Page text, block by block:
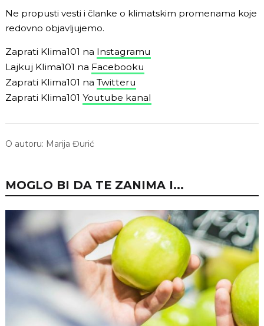
Ne propusti vesti i članke o klimatskim promenama koje
redovno objavljujemo.
Zaprati Klima101 na Instagramu
Lajkuj Klima101 na Facebooku
Zaprati Klima101 na Twitteru
Zaprati Klima101 Youtube kanal
O autoru: Marija Đurić
MOGLO BI DA TE ZANIMA I...